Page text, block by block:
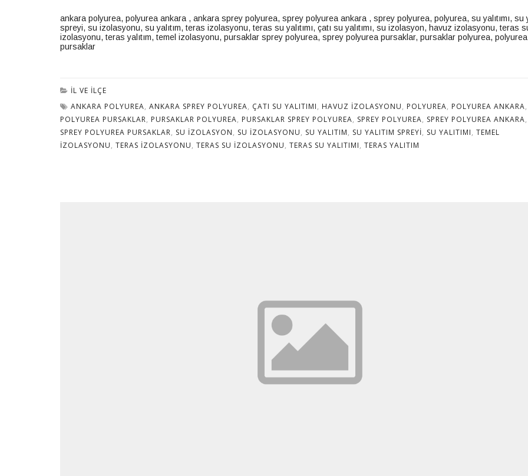
ankara polyurea, polyurea ankara, ankara sprey polyurea, sprey polyurea ankara, sprey polyurea, polyurea, su yalıtımı, su
spreyi, su izolasyonu, su yalıtım, teras izolasyonu, teras su yalıtımı, çatı su yalıtımı, su izolasyon, havuz izolasyonu, teras
izolasyonu, teras yalıtım, temel izolasyonu, pursaklar sprey polyurea, sprey polyurea pursaklar, pursaklar polyurea, polyurea
pursaklar
İL VE İLÇE
ANKARA POLYUREA, ANKARA SPREY POLYUREA, ÇATI SU YALITIMI, HAVUZ IZOLASYONU, POLYUREA, POLYUREA ANKARA,
POLYUREA PURSAKLAR, PURSAKLAR POLYUREA, PURSAKLAR SPREY POLYUREA, SPREY POLYUREA, SPREY POLYUREA ANKARA,
SPREY POLYUREA PURSAKLAR, SU IZOLASYON, SU IZOLASYONU, SU YALITIM, SU YALITIM SPREYI, SU YALITIMI, TEMEL
IZOLASYONU, TERAS IZOLASYONU, TERAS SU IZOLASYONU, TERAS SU YALITIMI, TERAS YALITIM